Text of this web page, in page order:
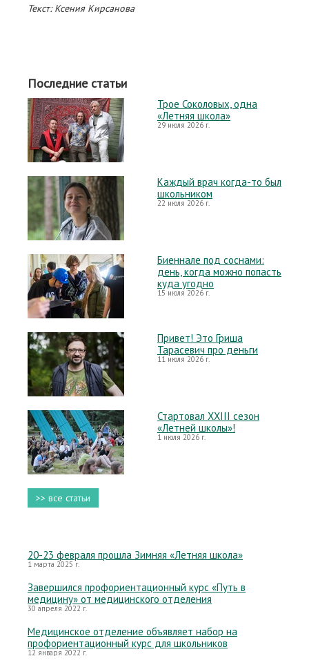
Текст: Ксения Кирсанова
Последние статьи
Трое Соколовых, одна
«Летняя школа»
29 июля 2026 г.
Каждый врач когда-то был
школьником
22 июля 2026 г.
Биеннале под соснами:
день, когда можно попасть
куда угодно
15 июля 2026 г.
Привет! Это Гриша
Тарасевич про деньги
11 июля 2026 г.
Стартовал XXIII сезон
«Летней школы»!
1 июля 2026 г.
>> все статьи
20-23 февраля прошла Зимняя «Летняя школа»
1 марта 2025 г.
Завершился профориентационный курс «Путь в
медицину» от медицинского отделения
30 апреля 2022 г.
Медицинское отделение объявляет набор на
профориентационный курс для школьников
12 января 2022 г.